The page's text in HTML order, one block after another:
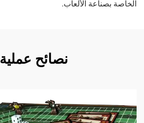
الخاصة بصناعة الألعاب.
نصائح عملية